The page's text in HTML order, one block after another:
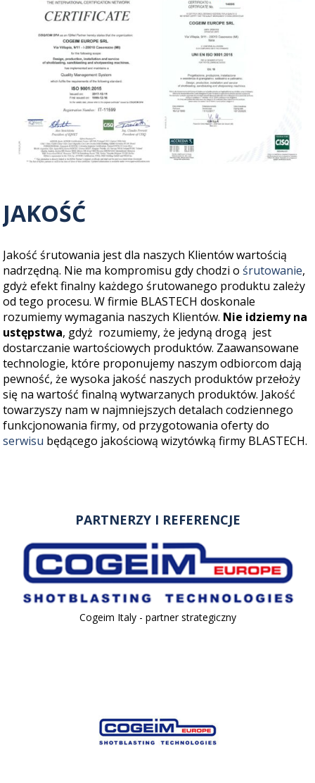
JAKOŚĆ
Jakość śrutowania jest dla naszych Klientów wartością
nadrzędną. Nie ma kompromisu gdy chodzi ośrutowanie,
gdyż efekt finalny każdego śrutowanego produktu zależy
od tego procesu. W firmie BLASTECH doskonale
rozumiemy wymagania naszych Klientów. Nie idziemy na
ustępstwa, gdyż rozumiemy, że jedyną drogą jest
dostarczanie wartościowych produktów. Zaawansowane
technologie, które proponujemy naszym odbiorcom dają
pewność, że wysoka jakość naszych produktów przełoży
się na wartość finalną wytwarzanych produktów. Jakość
towarzyszy nam w najmniejszych detalach codziennego
funkcjonowania firmy, od przygotowania oferty do
serwisu będącego jakościową wizytówką firmy BLASTECH.
PARTNERZY I REFERENCJE
Cogeim Italy - partner strategiczny